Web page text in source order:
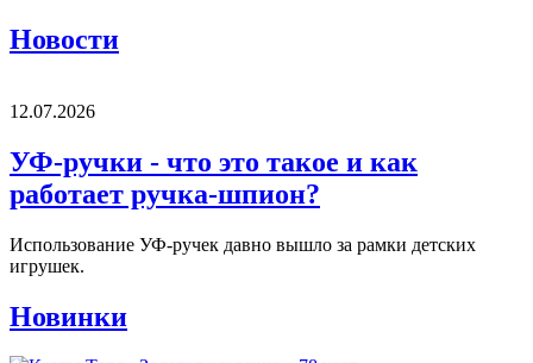
Новости
12.07.2026
УФ-ручки - что это такое и как
работает ручка-шпион?
Использование УФ-ручек давно вышло за рамки детских
игрушек.
Новинки